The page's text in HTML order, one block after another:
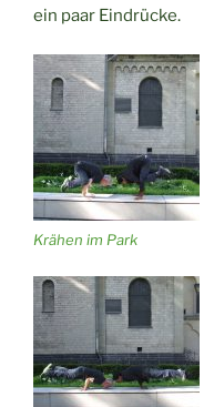
ein paar Eindrücke.
Krähen im Park